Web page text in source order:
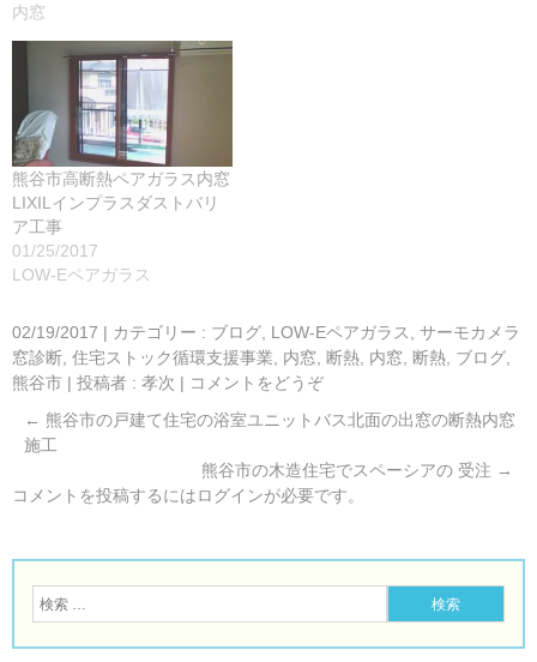
内窓
熊谷市高断熱ペアガラス内窓
LIXILインプラスダストバリ
ア工事
01/25/2017
LOW-Eペアガラス
02/19/2017 | カテゴリー : ブログ, LOW-Eペアガラス, サーモカメラ
窓診断, 住宅ストック循環支援事業, 内窓, 断熱, 内窓, 断熱, ブログ,
熊谷市 | 投稿者 : 孝次 | コメントをどうぞ
← 熊谷市の戸建て住宅の浴室ユニットバス北面の出窓の断熱内窓
施工
熊谷市の木造住宅でスペーシアの 受注 →
コメントを投稿するにはログインが必要です。